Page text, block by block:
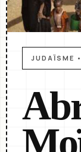
JUDAÏSME